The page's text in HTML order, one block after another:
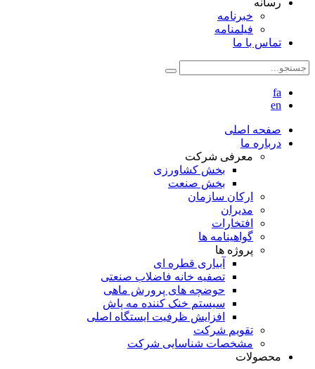
خبرنامه
فیلمنامه
تماس با ما
fa
en
صفحه اصلی
درباره ما
معرفی شرکت
بخش کشاورزی
بخش صنعت
ارکان سازمان
مدیران
افتخارات
گواهینامه ها
پروژه ها
آبیاری قطره ای
تصفیه خانه فاضلاب صنعتی
حوضچه های پرورش ماهی
سیستم خنک کننده مه پاش
افزایش ظرفیت ایستگاه اصلی
تقویم شرکت
مشخصات شناسایی شرکت
محصولات